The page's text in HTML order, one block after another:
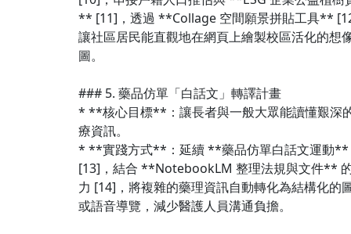
** [11]，透過 **Collage 空間願景拼貼工具**
讓社區居民能直觀地在網頁上繪製校區活化的想
圖。
### 5. 藥品仿單「白話文」轉譯計畫
* **核心目標**：讓長者與一般大眾能讀懂艱深
療資訊。
* **實踐方式**：延續 **藥品仿單白話文運動**
[13]，結合 **NotebookLM 整理法規與文件**
力 [14]，將複雜的藥理資訊自動轉化為結構化的
或語音導覽，減少醫護人員溝通負擔。